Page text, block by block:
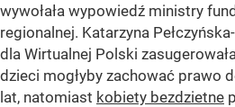
wywołała wypowiedź ministry
regionalnej. Katarzyna
dla Wirtualnej Polski
dzieci mogłyby zachować prawo
lat, natomiast kobiety bezdzietne